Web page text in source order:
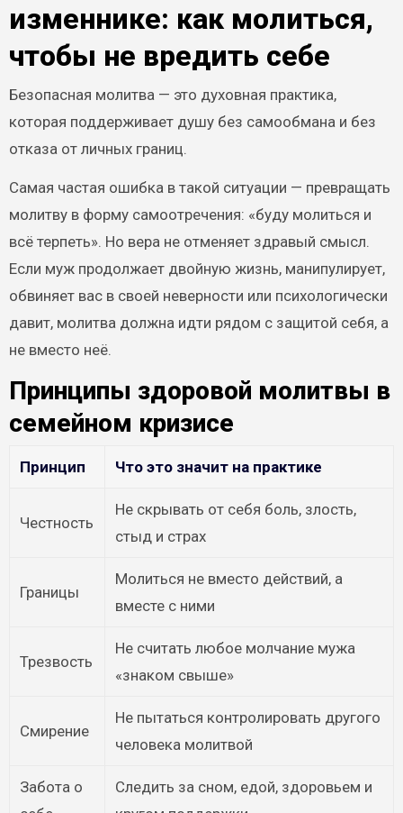
изменнике: как молиться,
чтобы не вредить себе
Безопасная молитва — это духовная практика,
которая поддерживает душу без самообмана и без
отказа от личных границ.
Самая частая ошибка в такой ситуации — превращать
молитву в форму самоотречения: «буду молиться и
всё терпеть». Но вера не отменяет здравый смысл.
Если муж продолжает двойную жизнь, манипулирует,
обвиняет вас в своей неверности или психологически
давит, молитва должна идти рядом с защитой себя, а
не вместо неё.
Принципы здоровой молитвы в
семейном кризисе
Принцип Что это значит на практике
Честность
Не скрывать от себя боль, злость,
стыд и страх
Границы
Молиться не вместо действий, а
вместе с ними
Трезвость
Не считать любое молчание мужа
«знаком свыше»
Смирение
Не пытаться контролировать другого
человека молитвой
Забота о
Следить за сном, едой, здоровьем и